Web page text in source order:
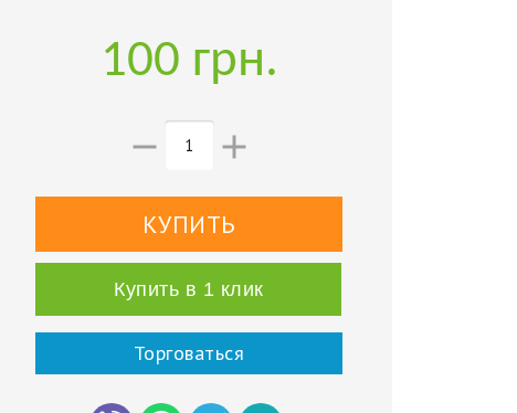
100 грн.
 
Купить в 1 клик
Торговаться